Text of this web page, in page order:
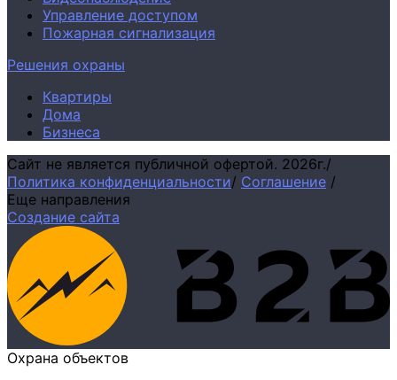
Управление доступом
Пожарная сигнализация
Решения охраны
Квартиры
Дома
Бизнеса
Сайт не является публичной офертой. 2026г./
Политика конфиденциальности/ Соглашение /
Еще направления
Создание сайта
Охрана объектов